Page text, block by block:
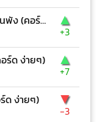
ก่อนที่โลกทั้งใบมันพัง (คอร์ด ง่ายๆ) ▲
+3
ร์ด ง่ายๆ) ▲
+7
ด ง่ายๆ) ▼
-3